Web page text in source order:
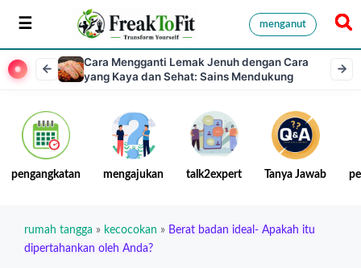
menganut
Cara Mengganti Lemak Jenuh dengan Cara
yang Kaya dan Sehat: Sains Mendukung
pengangkatan mengajukan talk2expert Tanya Jawab
rumah tangga » kecocokan » Berat badan ideal- Apakah itu
dipertahankan oleh Anda?